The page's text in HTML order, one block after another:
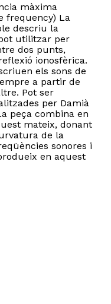
màxima
frequency) La
descriu la
utilitzar per
dos punts,
ionosfèrica.
els sons de
a partir de
Pot ser
per Damià
peça combina en
mateix, donant
de la
sonores i
en aquest